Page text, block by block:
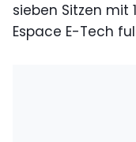
sieben Sitzen mit
Espace E-Tech